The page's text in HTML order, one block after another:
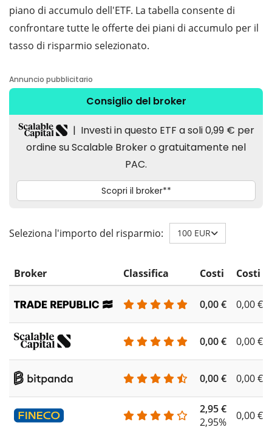
piano di accumulo dell'ETF. La tabella consente di
confrontare tutte le offerte dei piani di accumulo per il
tasso di risparmio selezionato.
Seleziona l'importo del risparmio: 100 EUR
Broker Classifica Costi Costi
0,00 € 0,00 €
0,00 € 0,00 €
0,00 € 0,00 €
2,95 €
2,95%
0,00 €